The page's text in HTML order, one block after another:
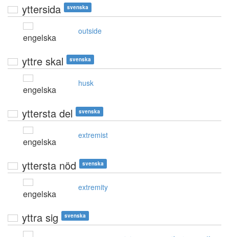
yttersida svenska
engelska
outside
yttre skal svenska
engelska
husk
yttersta del svenska
engelska
extremist
yttersta nöd svenska
engelska
extremity
yttra sig svenska